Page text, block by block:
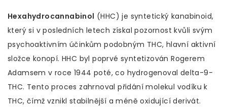
Hexahydrocannabinol (HHC) je syntetický kanabinoid,
který si v posledních letech získal pozornost kvůli svým
psychoaktivním účinkům podobným THC, hlavní aktivní
složce konopí. HHC byl poprvé syntetizován Rogerem
Adamsem v roce 1944 poté, co hydrogenoval delta-9-
THC. Tento proces zahrnoval přidání molekul vodíku k
THC, čímž vznikl stabilnější a méně oxidující derivát.